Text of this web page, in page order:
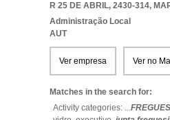
R 25 DE ABRIL, 2430-314,
Administração Local
AUT
Ver empresa Ver no
Matches in the search for:
Activity categories: ...